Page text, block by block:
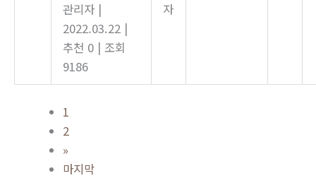
관리자 |
2022.03.22 |
추천 0 | 조회
9186
자
1
2
»
마지막